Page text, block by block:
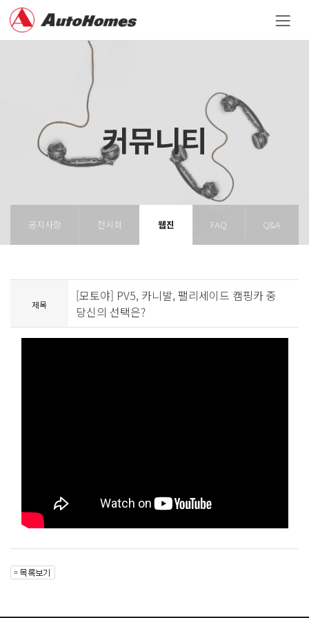
커뮤니티
공지사항 전시회 웹진 FAQ Q&A
제목
[모토야] PV5, 카니발, 팰리세이드 캠핑카 중
당신의 선택은?